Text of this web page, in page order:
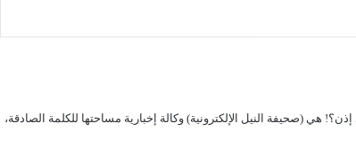
إذن؟! هي (صحيفة النيل الإلكترونية) وكالة إخبارية مساحتها للكلمة الصادقة،